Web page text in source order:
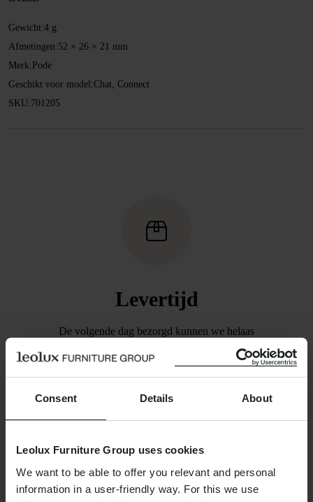
Consent Details About
Leolux Furniture Group uses cookies
We want to be able to offer you relevant and personal
information in a user-friendly way. For this we use
Gewicht:4 g
Afmetingen:52 × 26 × 21 mm
Merk: Pode
Geschikt voor model:Chat, Connect
SKU:701205
Levertijd
De volgende dag bezorgd kunnen we helaas
niet beloven. We zorgen wel dat de bestelling
binnen een week is verzonden. Zodra dat het
de zending kunt volgen.